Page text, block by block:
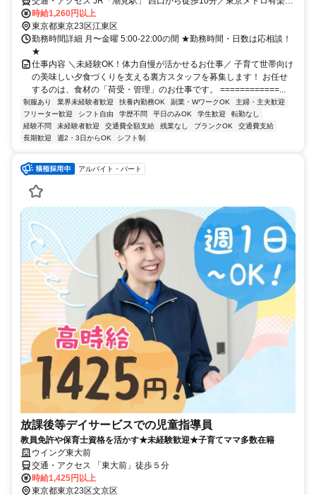
線「辰巳駅」2番出口から徒歩16分
時給1,260円以上
東京都東京23区江東区
勤務時間詳細 月〜金曜 5:00-22:00の間 ★勤務時間・日数は応相談！
★
仕事内容 ＼未経験OK！体力自慢が活かせるお仕事／ 子育て世帯向け
の美味しい夕食づくりを支える裏方スタッフを募集します！ お任せ
するのは、食材の「荷受・管理」のお仕事です。 ============...
制服あり 業界未経験者歓迎 扶養内勤務OK 副業・WワークOK
主婦・主夫歓迎
フリーター歓迎
シフト自由 学歴不問 平日のみOK 学生歓迎
転勤なし
経験不問
未経験者歓迎 交通費全額支給 残業なし ブランクOK
交通費支給
長期歓迎
週2・3日からOK シフト制
アルバイト・パート
放課後等デイサービスでの児童指導員
教員免許や保育士資格を活かす★未経験歓迎★子育てママ多数在籍
ウイング東大前
交通・アクセス 「東大前」徒歩５分
時給1,425円以上
東京都東京23区文京区